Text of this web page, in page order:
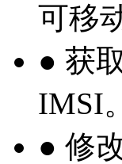
可移
● 获
IMSI。
● 修